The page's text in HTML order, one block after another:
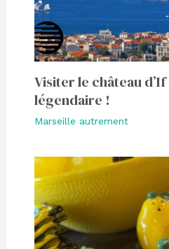
Visiter le château
légendaire !
Marseille autrement